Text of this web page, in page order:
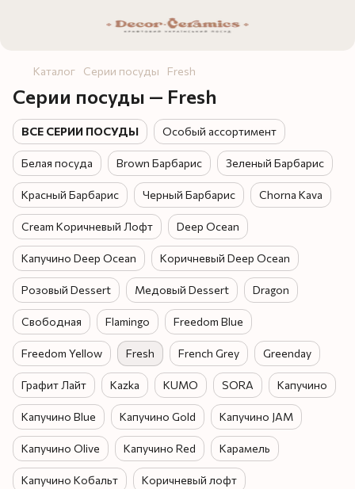
Каталог Серии посуды Fresh
Серии посуды — Fresh
ВСЕ СЕРИИ ПОСУДЫ Особый ассортимент
Белая посуда Brown Барбарис Зеленый Барбарис
Красный Барбарис Черный Барбарис Chorna Kava
Cream Коричневый Лофт Deep Ocean
Капучино Deep Ocean Коричневый Deep Ocean
Розовый Dessert Медовый Dessert Dragon
Свободная Flamingo Freedom Blue
Freedom Yellow Fresh French Grey Greenday
Графит Лайт Kazka KUMO SORA Капучино
Капучино Blue Капучино Gold Капучино JAM
Капучино Olive Капучино Red Карамель
Капучино Кобальт Коричневый лофт